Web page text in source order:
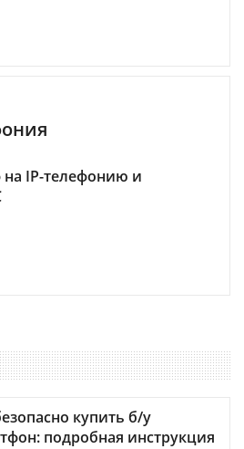
IP-телефонию и
купить б/у
подробная инструкция